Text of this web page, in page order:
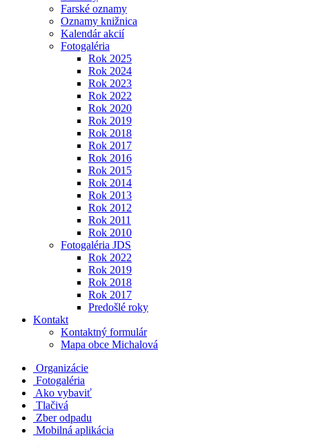
Farské oznamy
Oznamy knižnica
Kalendár akcií
Fotogaléria
Rok 2025
Rok 2024
Rok 2023
Rok 2022
Rok 2020
Rok 2019
Rok 2018
Rok 2017
Rok 2016
Rok 2015
Rok 2014
Rok 2013
Rok 2012
Rok 2011
Rok 2010
Fotogaléria JDS
Rok 2022
Rok 2019
Rok 2018
Rok 2017
Predošlé roky
Kontakt
Kontaktný formulár
Mapa obce Michalová
Organizácie
Fotogaléria
Ako vybaviť
Tlačivá
Zber odpadu
Mobilná aplikácia